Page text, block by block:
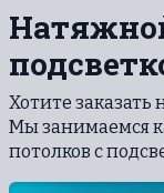
Хотите
Мы занимаемся
потолков с